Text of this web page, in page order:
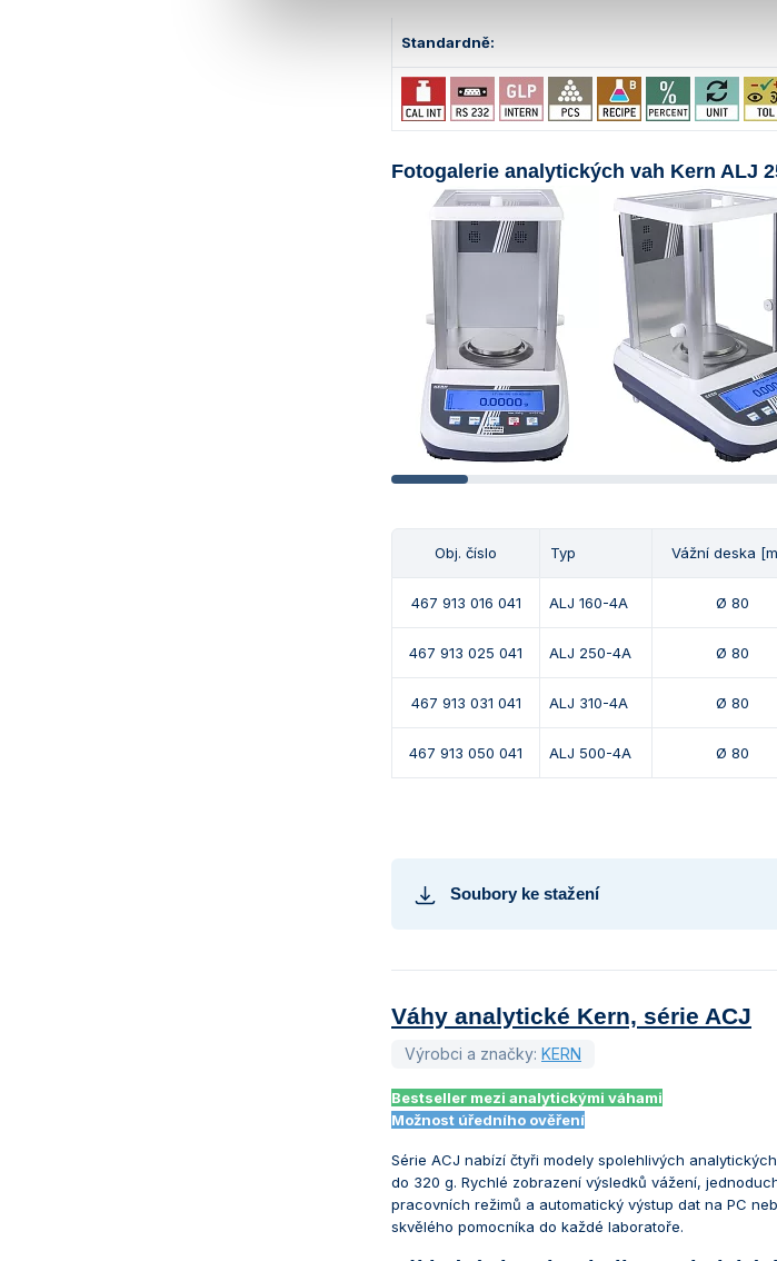
Standardně:
Fotogalerie analytických vah Kern ALJ
Obj. číslo Typ Vážní deska
467 913 016 041 ALJ 160-4A Ø 80
467 913 025 041 ALJ 250-4A Ø 80
467 913 031 041 ALJ 310-4A Ø 80
467 913 050 041 ALJ 500-4A Ø 80
Soubory ke stažení
Váhy analytické Kern, série ACJ
Výrobci a značky: KERN
Bestseller mezi analytickými váhami
Možnost úředního ověření
Série ACJ nabízí čtyři modely spolehlivých
do 320 g. Rychlé zobrazení výsledků vážení,
pracovních režimů a automatický výstup dat na PC
skvělého pomocníka do každé laboratoře.